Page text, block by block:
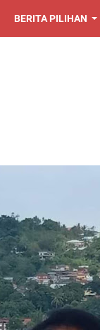
BERITA PILIHAN